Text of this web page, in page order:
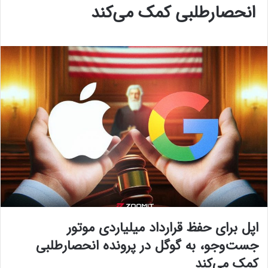
انحصارطلبی کمک می‌کند
اپل برای حفظ قرارداد میلیاردی موتور
جست‌وجو، به گوگل در پرونده انحصارطلبی
کمک می‌کند